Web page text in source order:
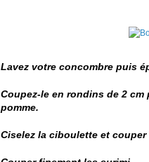
Lavez votre concombre puis
Coupez-le en rondins de 2
pomme.
Ciselez la ciboulette et